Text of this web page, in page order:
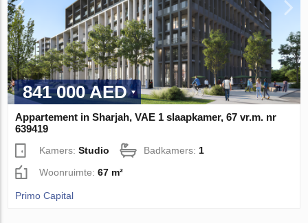
841 000 AED
Appartement in Sharjah, VAE 1 slaapkamer, 67 vr.m. nr
639419
Kamers:Studio Badkamers:1
Woonruimte:67 m²
Primo Capital